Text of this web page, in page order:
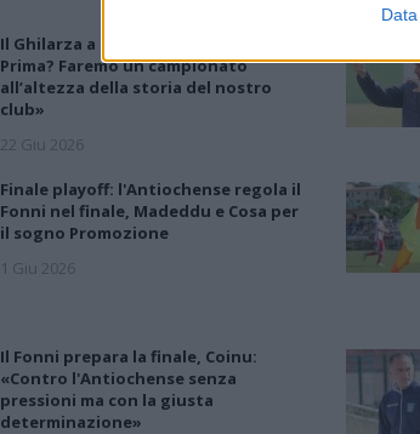
Il Ghilarza a caccia del riscatto: «La
Prima? Faremo un campionato
all’altezza della storia del nostro
club»
22 Giu 2026
Finale playoff: l'Antiochense regola il
Fonni nel finale, Madeddu e Cosa per
il sogno Promozione
1 Giu 2026
Il Fonni prepara la finale, Coinu:
«Contro l'Antiochense senza
pressioni ma con la giusta
determinazione»